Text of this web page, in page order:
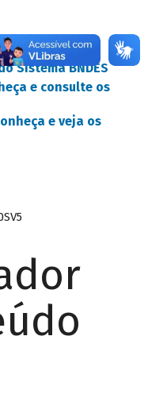
e
Sistema BNDES
e consulte os
e veja os